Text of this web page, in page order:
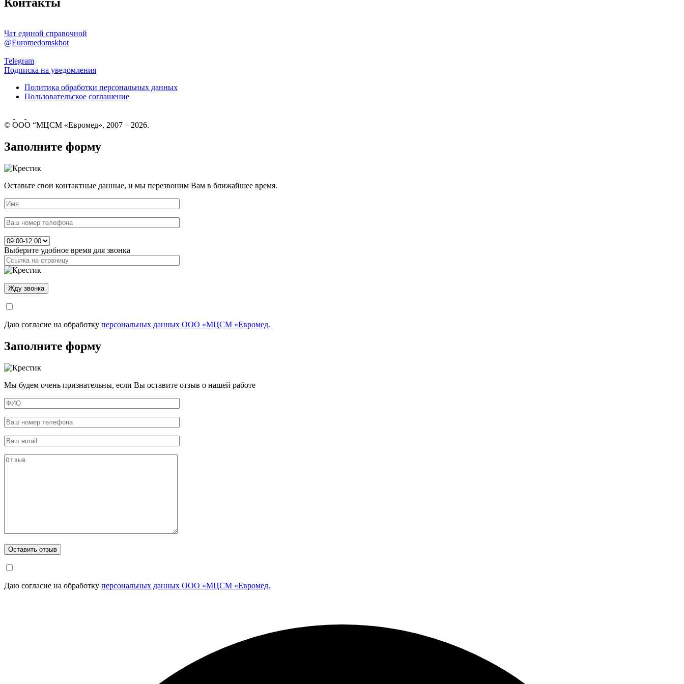
Чат единой справочной
@Euromedomskbot
Telegram
Подписка на уведомления
Политика обработки персональных данных
Пользовательское соглашение
© ООО “МЦСМ «Евромед», 2007 – 2026.
Заполните форму
Оставьте свои контактные данные, и мы перезвоним Вам в ближайшее время.
Выберите удобное время для звонка
Даю согласие на обработку персональных данных ООО «МЦСМ «Евромед.
Заполните форму
Мы будем очень признательны, если Вы оставите отзыв о нашей работе
Даю согласие на обработку персональных данных ООО «МЦСМ «Евромед.